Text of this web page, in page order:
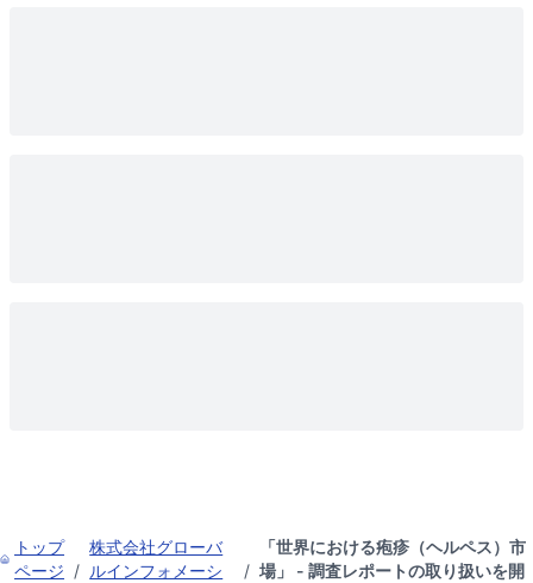
トップ
ページ /
株式会社グローバ
ルインフォメーシ
/
「世界における疱疹（ヘルペス）市
場」 - 調査レポートの取り扱いを開